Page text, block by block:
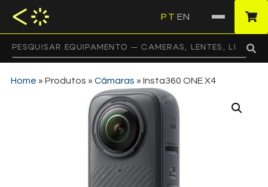
PT EN
Home » Produtos » Câmaras » Insta360 ONE X4